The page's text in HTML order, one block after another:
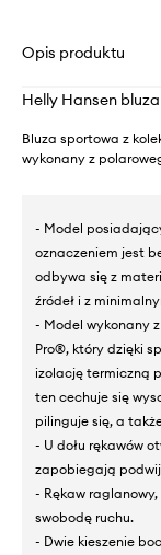
Opis produktu
Helly Hansen
Bluza sportowa z
wykonany z
- Model
oznaczeniem jest
odbywa się z
źródeł i z
- Model wykonany
Pro®, który dzięki
izolację termiczną
ten cechuje się
pilinguje się, a
- U dołu rękawów
zapobiegają
- Rękaw
swobodę ruchu.
- Dwie kieszenie